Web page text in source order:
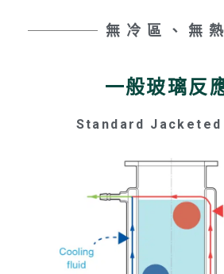
無冷區、無
一般玻璃反
Standard Jacketed